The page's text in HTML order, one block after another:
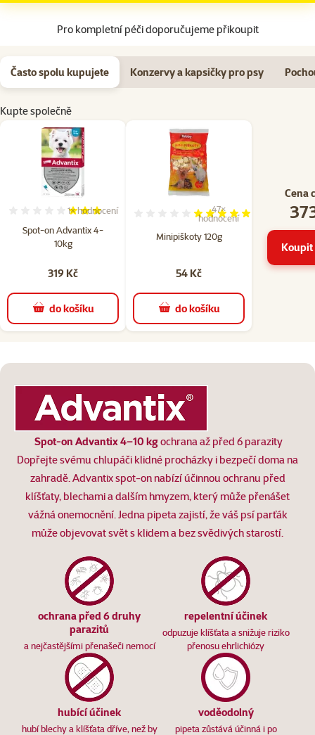
Pro kompletní péči doporučujeme přikoupit
Často spolu kupujete Konzervy a kapsičky pro psy
Kupte společně
Spot-on Advantix 4-
10kg
Hodnocení 60%, počet hodnocení: 1
1×hodnocení
319 Kč
do košíku
Minipiškoty 120g
Hodnocení 98%, počet
47×
hodnocení
54 Kč
do košíku
Cena
superzoo.product.detail.content
Spot-on Advantix 4–10 kgochrana až před 6 parazity
Dopřejte svému chlupáči klidné procházky i bezpečí doma na
zahradě. Advantix spot-on nabízí účinnou ochranu před
klíšťaty, blechami a dalším hmyzem, který může přenášet
vážná onemocnění. Jedna pipeta zajistí, že váš psí parťák
může objevovat svět s klidem a bez svědivých starostí.
ochrana před 6 druhy
parazitů
a nejčastějšími přenašeči nemocí
repelentní účinek
odpuzuje klíšťata a snižuje riziko
přenosu ehrlichiózy
hubící účinek
hubí blechy a klíšťata dříve, než by
voděodolný
pipeta zůstává účinná i po